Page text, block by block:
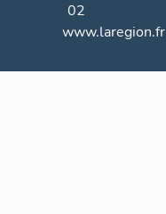
02
www.laregion.fr